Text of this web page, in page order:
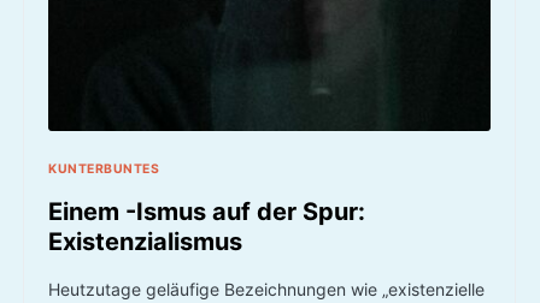
KUNTERBUNTES
Einem -Ismus auf der Spur:
Existenzialismus
Heutzutage geläufige Bezeichnungen wie „existenzielle